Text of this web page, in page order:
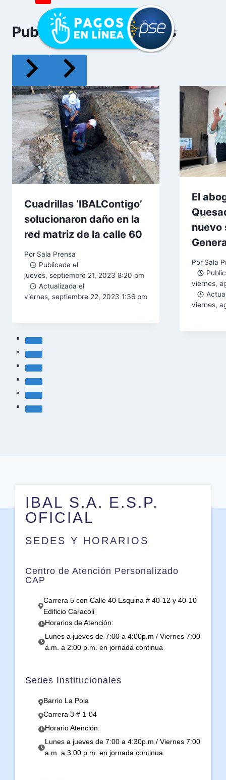
Publicaciones Similares
Cuadrillas ‘IBALContigo’
solucionaron daño en la
red matriz de la calle 60
Por Sala Prensa
Publicada el
jueves, septiembre 21, 2023 8:20 pm
Actualizada el
viernes, septiembre 22, 2023 1:36 pm
El
nuevo
Por Sala
viernes,
viernes,
IBAL S.A. E.S.P.
OFICIAL
SEDES Y HORARIOS
Centro de Atención Personalizado
CAP
Carrera 5 con Calle 40 Esquina # 40-12 y 40-10
Edificio Caracoli
Horarios de Atención:
Lunes a jueves de 7:00 a 4:00p.m / Viernes 7:00
a.m. a 2:00 p.m. en jornada continua
Sedes Institucionales
Barrio La Pola
Carrera 3 # 1-04
Horario Atención:
Lunes a jueves de 7:00 a 4:30p.m / Viernes 7:00
a.m. a 3:00 p.m. en jornada continua